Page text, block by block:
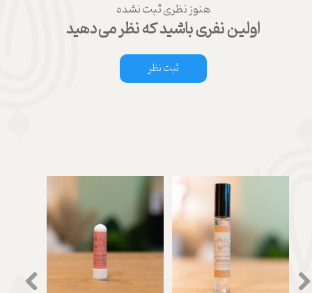
هنوز نظری ثبت نشده
اولین نفری باشید که نظر می‌دهید
ثبت نظر